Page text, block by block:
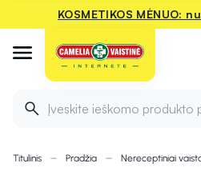
KOSMETIKOS MĖNUO:
Įveskite ieškomo produkto
Titulinis Pradžia Nereceptiniai